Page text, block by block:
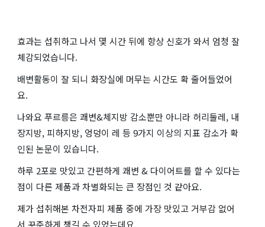
효과는 섭취하고 나서 몇 시간 뒤에 항상 신호가 와서 엄청 잘
체감되었습니다.
배변활동이 잘 되니 화장실에 머무는 시간도 확 줄어들었어
요.
나와요 푸르릉은 쾌변&체지방 감소뿐만 아니라 허리둘레, 내
장지방, 피하지방, 엉덩이 레 등 9가지 이상의 지표 감소가 확
인된 논문이 있습니다.
하루 2포로 맛있고 간편하게 쾌변 & 다이어트를 할 수 있다는
점이 다른 제품과 차별화되는 큰 장점인 것 같아요.
제가 섭취해본 차전자피 제품 중에 가장 맛있고 거부감 없어
서 꾸준하게 챙길 수 있었는데요.